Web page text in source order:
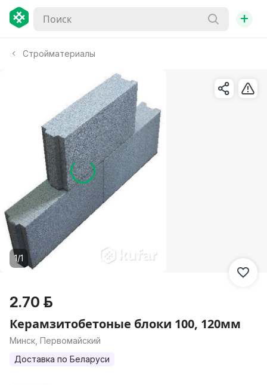
+
Стройматериалы
1/1
2.70 р.
Керамзитобетоные блоки 100, 120мм
Минск, Первомайский
Доставка по Беларуси